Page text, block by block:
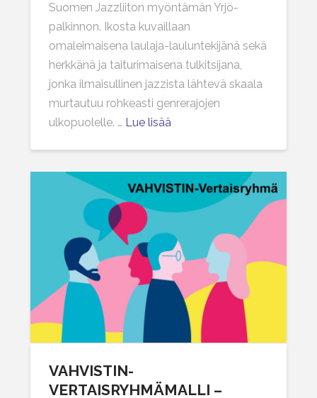
Suomen Jazzliiton myöntämän Yrjö-
palkinnon. Ikosta kuvaillaan
omaleimaisena laulaja-lauluntekijänä sekä
herkkänä ja taiturimaisena tulkitsijana,
jonka ilmaisullinen jazzista lähtevä skaala
murtautuu rohkeasti genrerajojen
ulkopuolelle. … Lue lisää
VAHVISTIN-
VERTAISRYHMÄMALLI –